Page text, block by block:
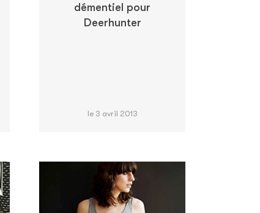
démentiel pour
Deerhunter
le 3 avril 2013